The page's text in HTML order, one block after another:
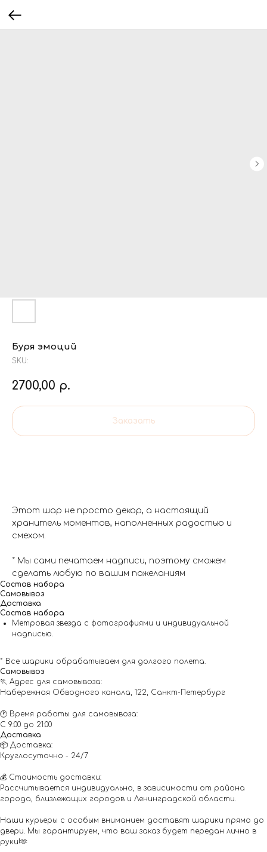
Буря эмоций
SKU:
2700,00 р.
Заказать
Этот шар не просто декор, а настоящий
хранитель моментов, наполненных радостью и
смехом.
* Мы сами печатаем надписи, поэтому сможем
сделать любую по вашим пожеланиям
Состав набора
Самовывоз
Доставка
Состав набора
Метровая звезда с фотографиями и индивидуальной
надписью.
* Все шарики обрабатываем для долгого полета.
Самовывоз
🏃 Адрес для самовывоза:
Набережная Обводного канала, 122, Санкт-Петербург
🕐 Время работы для самовывоза:
С 9:00 до 21:00
Доставка
📦 Доставка:
Круглосуточно - 24/7
💰 Стоимость доставки:
Рассчитывается индивидуально, в зависимости от района
города, близлежащих городов и Ленинградской области.
Наши курьеры с особым вниманием доставят шарики прямо до
двери. Мы гарантируем, что ваш заказ будет передан лично в
руки!🫶